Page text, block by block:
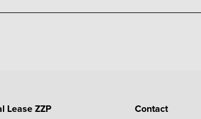
Lease ZZP Contact